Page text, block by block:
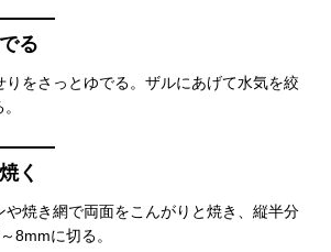
る
りをさっとゆでる。ザルにあげて水気を絞
く
や焼き網で両面をこんがりと焼き、縦半分
8mmに切る。